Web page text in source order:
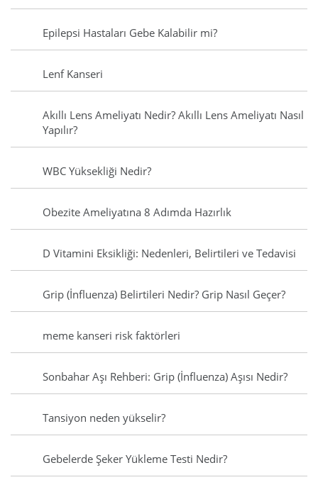
Epilepsi Hastaları Gebe Kalabilir mi?
Lenf Kanseri
Akıllı Lens Ameliyatı Nedir? Akıllı Lens Ameliyatı Nasıl
Yapılır?
WBC Yüksekliği Nedir?
Obezite Ameliyatına 8 Adımda Hazırlık
D Vitamini Eksikliği: Nedenleri, Belirtileri ve Tedavisi
Grip (İnfluenza) Belirtileri Nedir? Grip Nasıl Geçer?
meme kanseri risk faktörleri
Sonbahar Aşı Rehberi: Grip (İnfluenza) Aşısı Nedir?
Tansiyon neden yükselir?
Gebelerde Şeker Yükleme Testi Nedir?